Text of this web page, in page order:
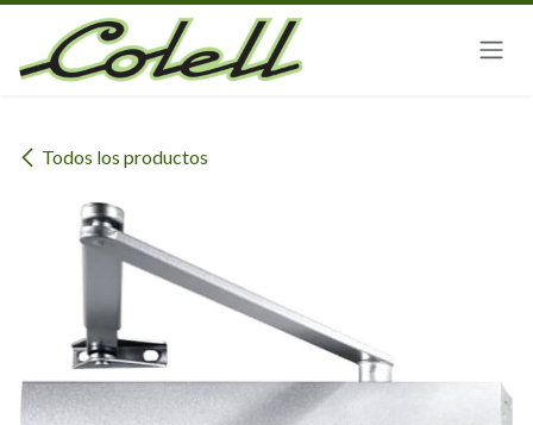
Ir al contenido
Todos los productos